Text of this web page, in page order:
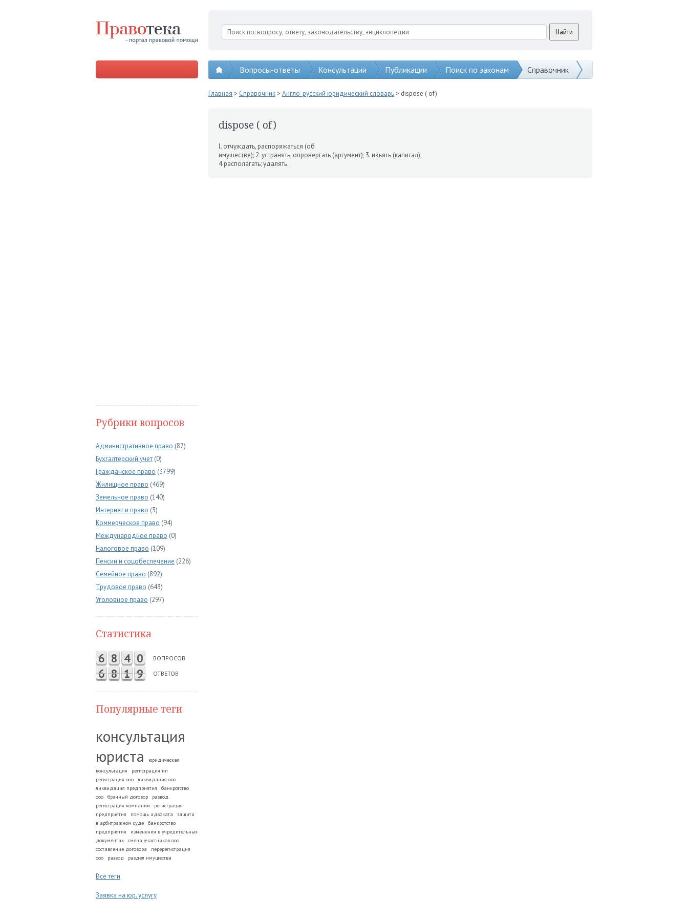
Вопросы-ответы Консультации Публикации Поиск по законам Справочник
Рубрики вопросов
Административное право (87)
Бухгалтерский учет (0)
Гражданское право (3799)
Жилищное право (469)
Земельное право (140)
Интернет и право (3)
Коммерческое право (94)
Международное право (0)
Налоговое право (109)
Пенсии и соцобеспечение (226)
Семейное право (892)
Трудовое право (643)
Уголовное право (297)
Статистика
6 8 4 0 ВОПРОСОВ
6 8 1 9 ОТВЕТОВ
Популярные теги
консультация
юриста
юридическая
консультация
регистрация ип
регистрация ооо
ликвидация ооо
ликвидация предприятия
банкротство
ооо
брачный договор
развод.
регистрация компании
регистрация
предприятия
помощь адвоката
защита
в арбитражном суде
банкротство
предприятия
изменения в учредительных
документах
смена участников ооо
составление договора
перерегистрация
ооо
развод раздел имущества
Все теги
Заявка на юр. услугу
Главная > Справочник> Англо-русский юридический словарь> dispose ( of)
dispose ( of)
l. отчуждать, распоряжать­ся (об
имуществе); 2. устранять, оп­ровергать (аргумент); 3. изъять (капитал);
4 располагать; удалять.